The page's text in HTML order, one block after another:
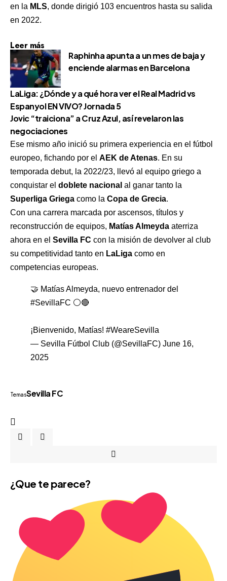
en la MLS, donde dirigió 103 encuentros hasta su salida
en 2022.
Leer más
Raphinha apunta a un mes de baja y
enciende alarmas en Barcelona
LaLiga: ¿Dónde y a qué hora ver el Real Madrid vs
Espanyol EN VIVO? Jornada 5
Jovic “traiciona” a Cruz Azul, así revelaron las
negociaciones
Ese mismo año inició su primera experiencia en el fútbol
europeo, fichando por el AEK de Atenas. En su
temporada debut, la 2022/23, llevó al equipo griego a
conquistar el doblete nacional al ganar tanto la
Superliga Griega como la Copa de Grecia.
Con una carrera marcada por ascensos, títulos y
reconstrucción de equipos, Matías Almeyda aterriza
ahora en el Sevilla FC con la misión de devolver al club
su competitividad tanto en LaLiga como en
competencias europeas.
🤝 Matías Almeyda, nuevo entrenador del
#SevillaFC ⚪️🔴
¡Bienvenido, Matías! #WeareSevilla
— Sevilla Fútbol Club (@SevillaFC) June 16,
2025
TemasSevilla FC
¿Que te parece?